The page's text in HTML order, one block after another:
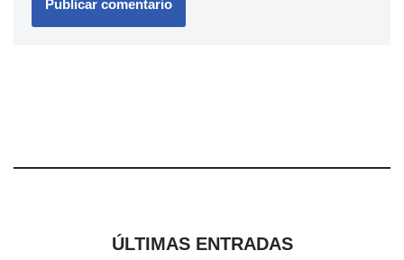
ÚLTIMAS ENTRADAS